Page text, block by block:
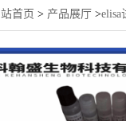
首页 > 产品展厅 >elisa